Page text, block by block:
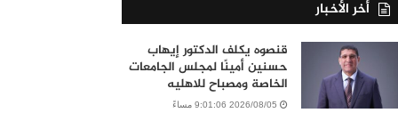
أخر الأخبار
قنصوه يكلف الدكتور إيهاب
حسنين أمينًا لمجلس الجامعات
الخاصة ومصباح للاهليه
2026/08/05 9:01:06 مساءً